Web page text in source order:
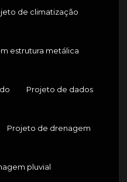
de climatização
estrutura metálica
Projeto de dados
Projeto de drenagem
pluvial